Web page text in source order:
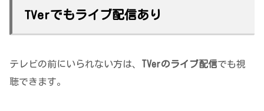
TVerでもライブ配信あり
テレビの前にいられない方は、 TVerのライブ配信でも視
聴できます。